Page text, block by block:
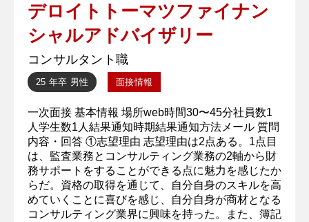
デロイトトーマツファイナン
シャルアドバイザリー
コンサルタント職
25 年卒 男性 面接情報
一次面接 基本情報 場所web時間30〜45分社員数1
人学生数1人結果通知時期結果通知方法メール 質問
内容・回答 ①志望理由 志望理由は2点ある。1点目
は、監査業務とコンサルティング業務の2軸から財
務サポートをすることができる点に魅力を感じたか
らだ。資格の取得を通じて、自分自身のスキルを高
めていくことに喜びを感じ、自分自身が商材となる
コンサルティング業界に興味を持った。また、簿記